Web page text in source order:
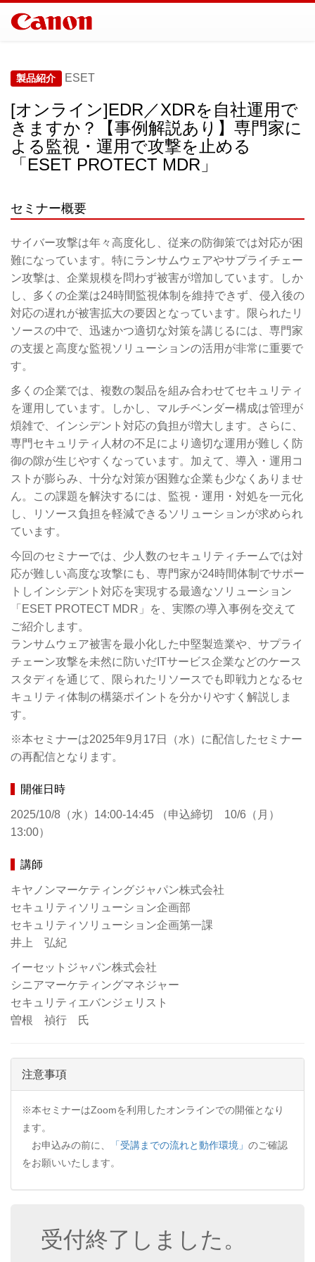
製品紹介 ESET
[オンライン]EDR／XDRを自社運用で
きますか？【事例解説あり】専門家に
よる監視・運用で攻撃を止める
「ESET PROTECT MDR」
セミナー概要
サイバー攻撃は年々高度化し、従来の防御策では対応が困
難になっています。特にランサムウェアやサプライチェー
ン攻撃は、企業規模を問わず被害が増加しています。しか
し、多くの企業は24時間監視体制を維持できず、侵入後の
対応の遅れが被害拡大の要因となっています。限られたリ
ソースの中で、迅速かつ適切な対策を講じるには、専門家
の支援と高度な監視ソリューションの活用が非常に重要で
す。
多くの企業では、複数の製品を組み合わせてセキュリティ
を運用しています。しかし、マルチベンダー構成は管理が
煩雑で、インシデント対応の負担が増大します。さらに、
専門セキュリティ人材の不足により適切な運用が難しく防
御の隙が生じやすくなっています。加えて、導入・運用コ
ストが膨らみ、十分な対策が困難な企業も少なくありませ
ん。この課題を解決するには、監視・運用・対処を一元化
し、リソース負担を軽減できるソリューションが求められ
ています。
今回のセミナーでは、少人数のセキュリティチームでは対
応が難しい高度な攻撃にも、専門家が24時間体制でサポー
トしインシデント対応を実現する最適なソリューション
「ESET PROTECT MDR」を、実際の導入事例を交えて
ご紹介します。
ランサムウェア被害を最小化した中堅製造業や、サプライ
チェーン攻撃を未然に防いだITサービス企業などのケース
スタディを通じて、限られたリソースでも即戦力となるセ
キュリティ体制の構築ポイントを分かりやすく解説しま
す。
※本セミナーは2025年9月17日（水）に配信したセミナー
の再配信となります。
開催日時
2025/10/8（水）14:00-14:45 （申込締切 10/6（月）
13:00）
講師
キヤノンマーケティングジャパン株式会社
セキュリティソリューション企画部
セキュリティソリューション企画第一課
井上 弘紀
イーセットジャパン株式会社
シニアマーケティングマネジャー
セキュリティエバンジェリスト
曽根 禎行 氏
注意事項
※本セミナーはZoomを利用したオンラインでの開催となり
ます。
お申込みの前に、
「受講までの流れと動作環境」 のご確認
をお願いいたします。
受付終了しました。